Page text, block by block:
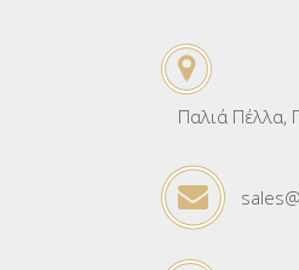
Παλιά Πέλλα,